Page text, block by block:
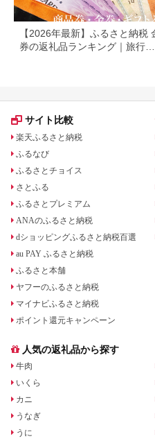
【2026年最新】ふるさと納税
券の返礼品ランキング｜旅行
サイト比較
楽天ふるさと納税
ふるなび
ふるさとチョイス
さとふる
ふるさとプレミアム
ANAのふるさと納税
dショッピングふるさと納税百選
au PAY ふるさと納税
ふるさと本舗
ヤフーのふるさと納税
マイナビふるさと納税
ポイント還元キャンペーン
人気の返礼品から探す
牛肉
いくら
カニ
うなぎ
うに